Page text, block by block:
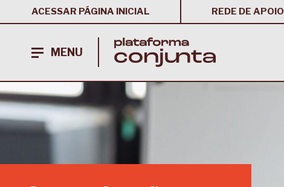
ACESSAR PÁGINA INICIAL REDE DE APOIO
MENU